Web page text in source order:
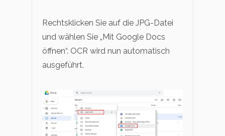
Rechtsklicken Sie auf die JPG-Datei
und wählen Sie „Mit Google Docs
öffnen“. OCR wird nun automatisch
ausgeführt.